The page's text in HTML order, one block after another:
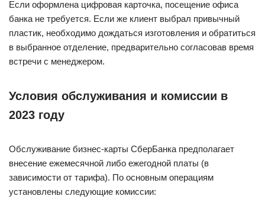
Если оформлена цифровая карточка, посещение офиса
банка не требуется. Если же клиент выбрал привычный
пластик, необходимо дождаться изготовления и обратиться
в выбранное отделение, предварительно согласовав время
встречи с менеджером.
Условия обслуживания и комиссии в
2023 году
Обслуживание бизнес-карты СберБанка предполагает
внесение ежемесячной либо ежегодной платы (в
зависимости от тарифа). По основным операциям
установлены следующие комиссии: